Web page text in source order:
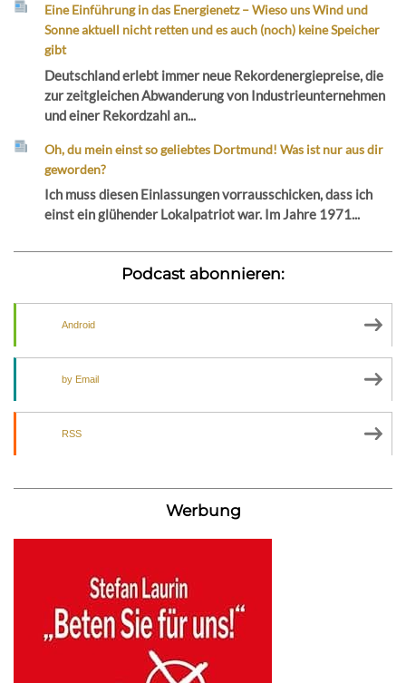
Eine Einführung in das Energienetz – Wieso uns Wind und
Sonne aktuell nicht retten und es auch (noch) keine Speicher
gibt
Deutschland erlebt immer neue Rekordenergiepreise, die
zur zeitgleichen Abwanderung von Industrieunternehmen
und einer Rekordzahl an...
Oh, du mein einst so geliebtes Dortmund! Was ist nur aus dir
geworden?
Ich muss diesen Einlassungen vorrausschicken, dass ich
einst ein glühender Lokalpatriot war. Im Jahre 1971...
Podcast abonnieren:
Android
by Email
RSS
Werbung